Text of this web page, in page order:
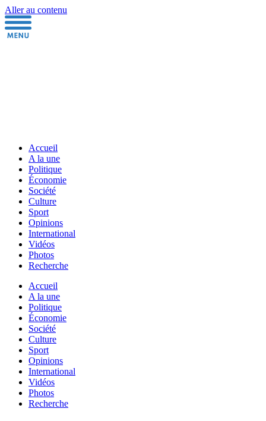
Aller au contenu
Accueil
A la une
Politique
Économie
Société
Culture
Sport
Opinions
International
Vidéos
Photos
Recherche
Accueil
A la une
Politique
Économie
Société
Culture
Sport
Opinions
International
Vidéos
Photos
Recherche